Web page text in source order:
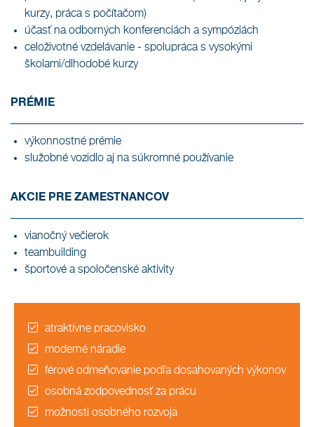
kurzy, práca s počítačom)
účasť na odborných konferenciách a sympóziách
celoživotné vzdelávanie - spolupráca s vysokými
školami/dlhodobé kurzy
PRÉMIE
výkonnostné prémie
služobné vozidlo aj na súkromné používanie
AKCIE PRE ZAMESTNANCOV
vianočný večierok
teambuilding
športové a spoločenské aktivity
atraktívne pracovisko
moderné náradie
férové odmeňovanie podľa dosahovaných výkonov
osobná zodpovednosť za prácu
možnosti osobného rozvoja